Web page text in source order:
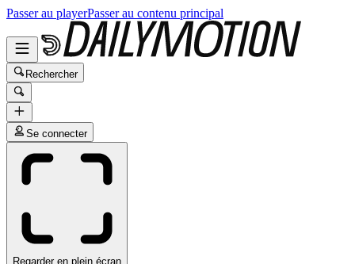
Passer au playerPasser au contenu principal
Rechercher
Se connecter
Regarder en plein écran